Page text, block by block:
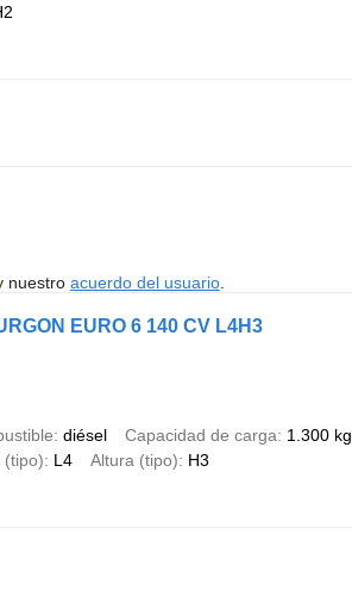
nuestro acuerdo del usuario.
EURO 6 140 CV L4H3
diésel Capacidad de carga 1.300 kg
(tipo) L4 Altura (tipo) H3